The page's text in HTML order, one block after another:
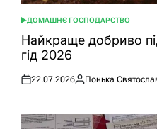
ОПУБЛІКУВАТИ
У
ДОМАШНЄ ГОСПОДАРСТВО
Найкраще добриво
гід 2026
Оприлюднено
22.07.2026
Опубліковано
Понька